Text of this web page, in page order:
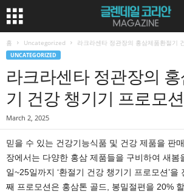
홈 Uncategorized 라크라센타 정관장의 홍삼제품환절기
UNCATEGORIZED
라크라센타 정관장의
기 건강 챙기기 프로모션
March 2, 2025
믿을 수 있는 건강기능식품 및 건강 제품을 판
장에서는 다양한 홍삼 제품들을 구비하여 새봄
일~25일까지 ‘환절기 건강 챙기기 프로모션’을
째 프로모션은 홍삼톤 골드, 봉밀절편을 20%